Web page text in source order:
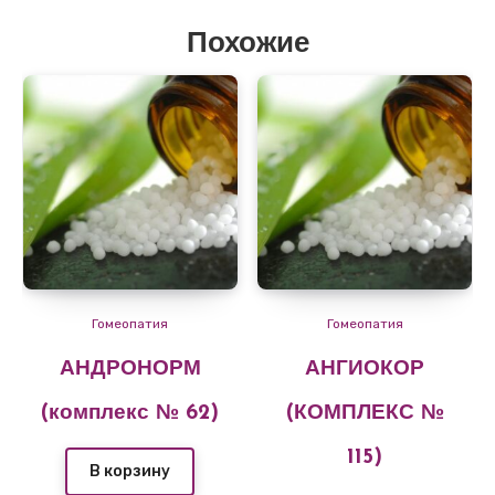
Похожие
Гомеопатия
АНДРОНОРМ
(комплекс № 62)
В корзину
Гомеопатия
АНГИОКОР
(КОМПЛЕКС №
115)